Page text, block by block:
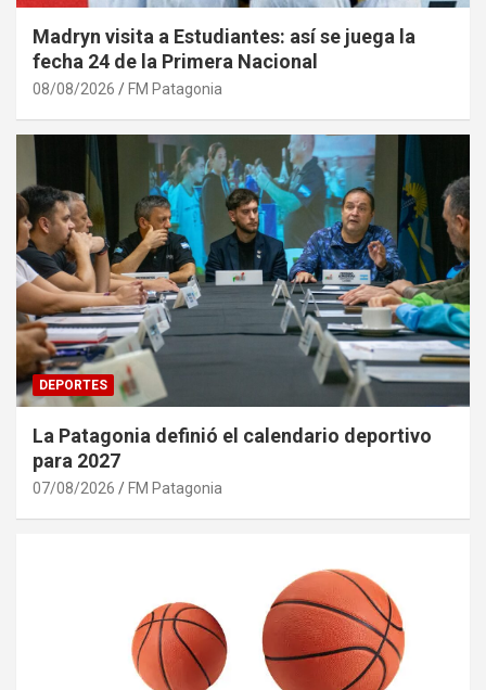
Madryn visita a Estudiantes: así se juega la
fecha 24 de la Primera Nacional
08/08/2026 FM Patagonia
DEPORTES
La Patagonia definió el calendario deportivo
para 2027
07/08/2026 FM Patagonia